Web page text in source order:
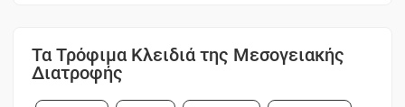
Τα Τρόφιμα Κλειδιά της Μεσογειακής
Διατροφής